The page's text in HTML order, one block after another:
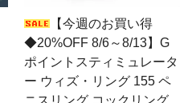
【今週のお買い得
◆20%OFF 8/6～8/13】G
ポイントスティミュレータ
ー ウィズ・リング 155 ペ